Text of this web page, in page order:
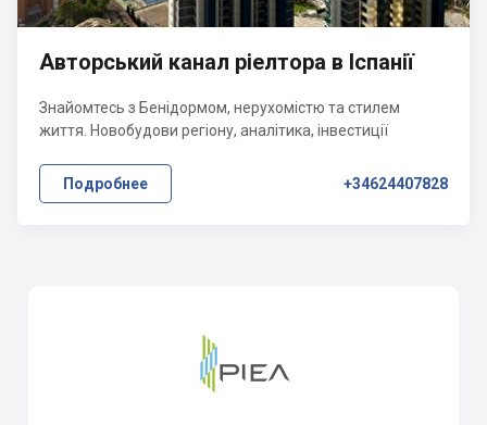
Авторський канал ріелтора в Іспанії
Знайомтесь з Бенідормом, нерухомістю та стилем
життя. Новобудови регіону, аналітика, інвестиції
Подробнее +34624407828